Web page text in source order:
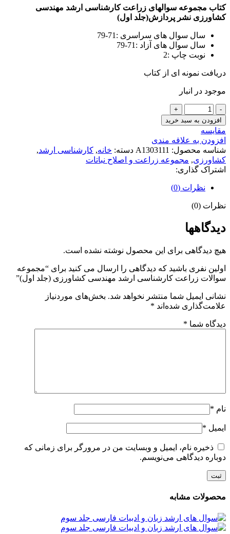
کتاب مجموعه سوالهای زراعت کارشناسی ارشد مهندسی
کشاورزی نشر پردازش(جلد اول)
سال سوال های سراسری :71-79
سال سوال های آزاد :71-79
نوبت چاپ :2
دریافت نمونه ای از کتاب
موجود در انبار
مجموعه
سوالات
زراعت
کارشناسی
ارشد
مهندسی
کشاورزی
(جلد
اول)
افزودن به سبد خرید
مقايسه
افزودن به علاقه مندی
شناسه محصول: A1303111 دسته: خانه, کارشناسی ارشد,
کشاورزی, مجموعه زراعت و اصلاح نباتات
اشتراک گذاری:
نظرات (0)
نظرات (0)
دیدگاهها
هیچ دیدگاهی برای این محصول نوشته نشده است.
اولین نفری باشید که دیدگاهی را ارسال می کنید برای “مجموعه
سوالات زراعت کارشناسی ارشد مهندسی کشاورزی (جلد اول)”
نشانی ایمیل شما منتشر نخواهد شد. بخش‌های موردنیاز
علامت‌گذاری شده‌اند *
دیدگاه شما *
نام *
ایمیل *
ذخیره نام، ایمیل و وبسایت من در مرورگر برای زمانی که
دوباره دیدگاهی می‌نویسم.
محصولات مشابه